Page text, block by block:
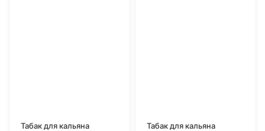
Табак для кальяна
Табак для кальяна